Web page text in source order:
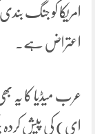
امریکا کو جنگ
اعتراض ہے۔
عرب میڈیا کا یہ
ای) کی پیش کردہ